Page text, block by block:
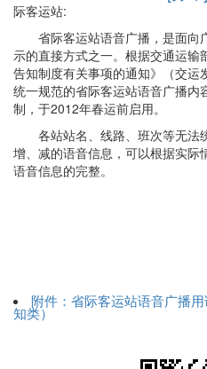
际客运站:
省际客运站语音广播，是面向
示的直接方式之一。根据交通运输
告知制度有关事项的通知》（交
统一规范的省际客运站语音广播内
制，于2012年春运前启用。
各站站名、线路、班次等无法
增、减的语音信息，可以根据实际
语音信息的完整。
附件：省际客运站语音广播
知类）